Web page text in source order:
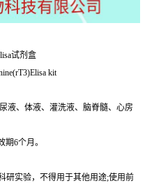
试剂盒
kit
液、体液、灌洗液、脑脊髓、心房
6个月。
研实验，不得用于其他用途;使用前